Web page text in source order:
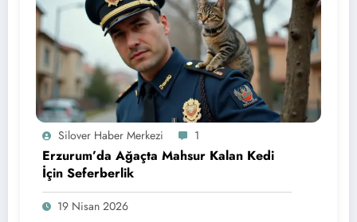
Silover Haber Merkezi 1
Erzurum’da Ağaçta Mahsur Kalan Kedi
İçin Seferberlik
19 Nisan 2026